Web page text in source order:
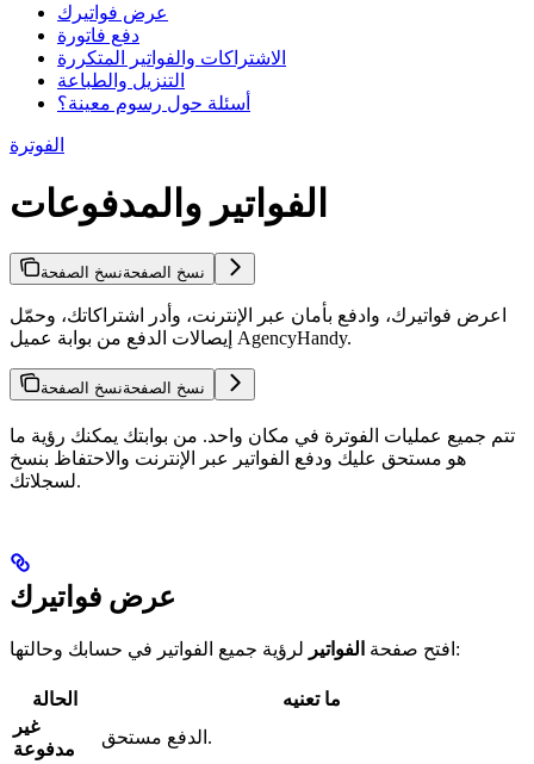
عرض فواتيرك
دفع فاتورة
الاشتراكات والفواتير المتكررة
التنزيل والطباعة
أسئلة حول رسوم معينة؟
الفوترة
الفواتير والمدفوعات
نسخ الصفحةنسخ الصفحة
اعرض فواتيرك، وادفع بأمان عبر الإنترنت، وأدر اشتراكاتك، وحمّل
إيصالات الدفع من بوابة عميل AgencyHandy.
نسخ الصفحةنسخ الصفحة
تتم جميع عمليات الفوترة في مكان واحد. من بوابتك يمكنك رؤية ما
هو مستحق عليك ودفع الفواتير عبر الإنترنت والاحتفاظ بنسخ
لسجلاتك.
عرض فواتيرك
افتح صفحة الفواتير لرؤية جميع الفواتير في حسابك وحالتها:
الحالة
ما تعنيه
غير
مدفوعة
الدفع مستحق.